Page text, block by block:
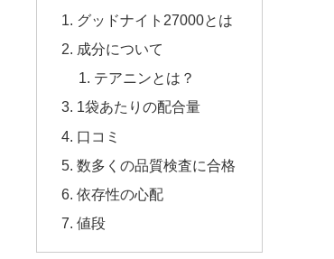
グッドナイト27000とは
成分について
テアニンとは？
1袋あたりの配合量
口コミ
数多くの品質検査に合格
依存性の心配
値段